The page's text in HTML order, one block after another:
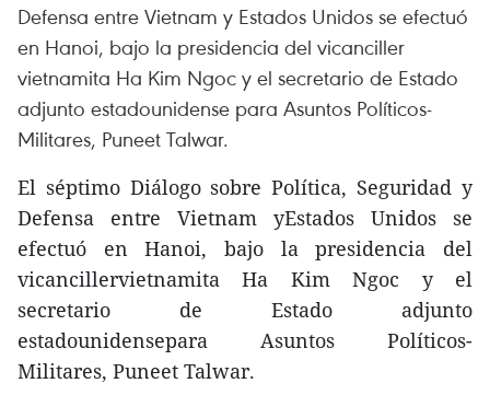
Defensa entre Vietnam y Estados Unidos se efectuó
en Hanoi, bajo la presidencia del vicanciller
vietnamita Ha Kim Ngoc y el secretario de Estado
adjunto estadounidense para Asuntos Políticos-
Militares, Puneet Talwar.
El séptimo Diálogo sobre Política, Seguridad y
Defensa entre Vietnam yEstados Unidos se
efectuó en Hanoi, bajo la presidencia del
vicancillervietnamita Ha Kim Ngoc y el
secretario de Estado adjunto
estadounidensepara Asuntos Políticos-
Militares, Puneet Talwar.